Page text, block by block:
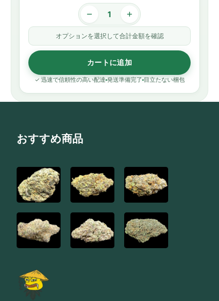
オプションを選択して合計金額を確認
カートに追加
✓ 迅速で信頼性の高い配達 発送準備完了 目立たない梱包
おすすめ商品